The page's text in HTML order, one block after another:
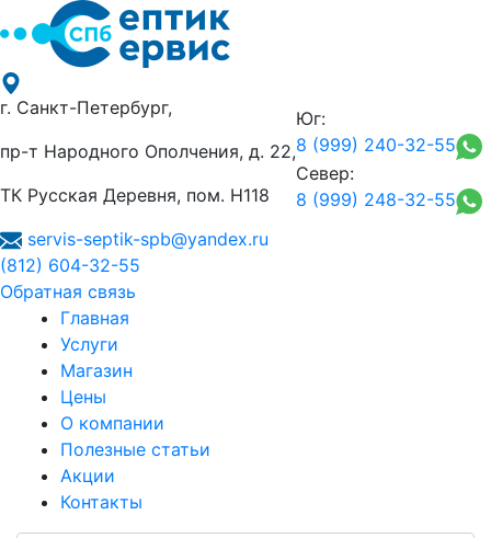
г. Санкт-Петербург,
пр-т Народного Ополчения, д. 22,
ТК Русская Деревня, пом. Н118
servis-septik-spb@yandex.ru
Юг:
8 (999) 240-32-55
Север:
8 (999) 248-32-55
(812) 604-32-55
Обратная связь
Главная
Услуги
Магазин
Цены
О компании
Полезные статьи
Акции
Контакты